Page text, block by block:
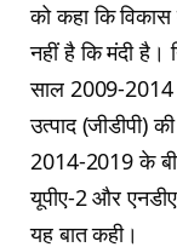
को कहा कि
नहीं है कि मंदी है।
साल 2009-
उत्पाद (जीडीपी)
2014-2019 के
यूपीए-2 और
यह बात कही।